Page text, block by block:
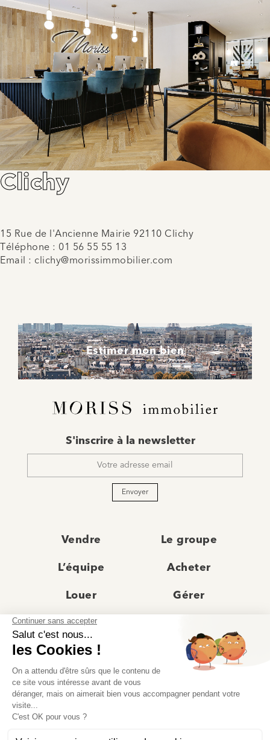
Clichy
15 Rue de l'Ancienne Mairie 92110 Clichy
Téléphone : 01 56 55 55 13
Email : clichy@morissimmobilier.com
Estimer mon bien
mail
S'inscrire à la newsletter
Envoyer
Vendre Le groupe
L’équipe Acheter
Louer Gérer
Actualités
Recrutement Avis clients
Prestige